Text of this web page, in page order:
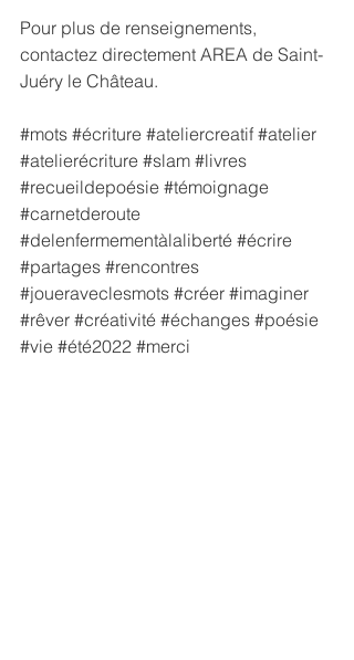
Pour plus de renseignements,
contactez directement AREA de Saint-
Juéry le Château.
#mots #écriture #ateliercreatif #atelier
#atelierécriture #slam #livres
#recueildepoésie #témoignage
#carnetderoute
#delenfermementàlaliberté #écrire
#partages #rencontres
#joueraveclesmots #créer #imaginer
#rêver #créativité #échanges #poésie
#vie #été2022 #merci